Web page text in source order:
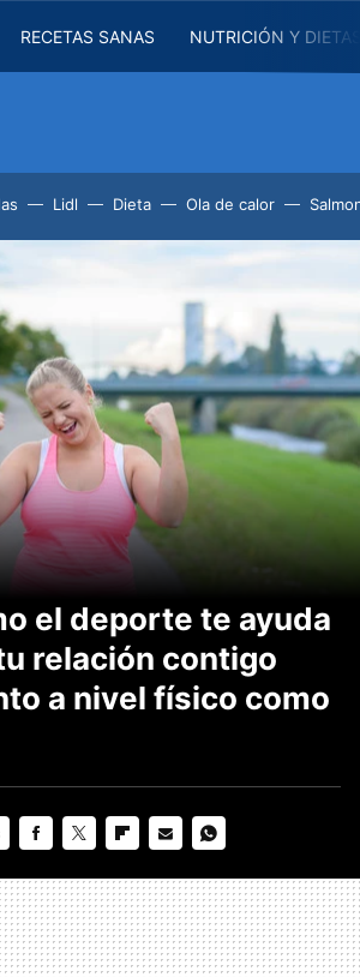
RECETAS SANAS NUTRICIÓN Y
Lidl Dieta Ola de calor
el deporte te ayuda
relación contigo
a nivel físico como
MAIL